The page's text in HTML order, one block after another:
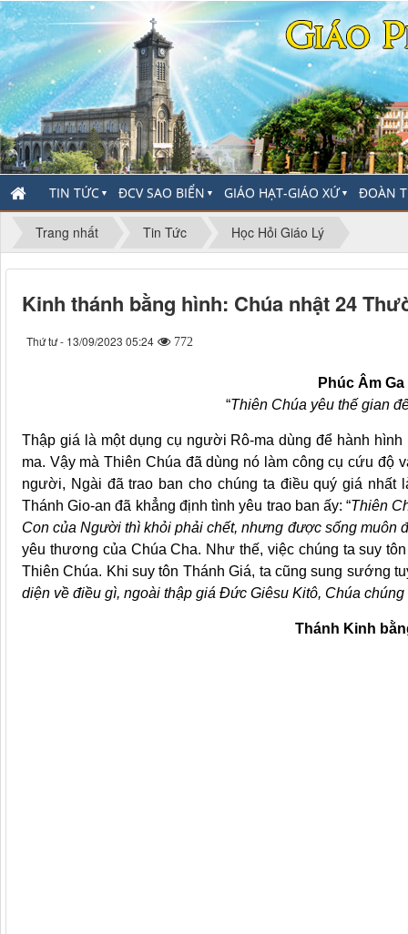
TIN TỨC ▼ ĐCV SAO BIỂN ▼ GIÁO HẠT-GIÁO XỨ▼ ĐOÀN
Trang nhất Tin Tức Học Hỏi Giáo Lý
Kinh thánh bằng hình: Chúa nhật 24
Thứ tư - 13/09/2023 05:24 772
Phúc Âm Ga
“Thiên Chúa yêu thế gian
Thập giá là một dụng cụ người Rô-ma dùng để hành
ma. Vậy mà Thiên Chúa đã dùng nó làm công cụ cứu
người, Ngài đã trao ban cho chúng ta điều quý giá
Thánh Gio-an đã khẳng định tình yêu trao ban ấy: “Thiên
Con của Người thì khỏi phải chết, nhưng được sống muôn
yêu thương của Chúa Cha. Như thế, việc chúng ta suy
Thiên Chúa. Khi suy tôn Thánh Giá, ta cũng sung sướng
diện về điều gì, ngoài thập giá Đức Giêsu Kitô, Chúa chúng
Thánh Kinh